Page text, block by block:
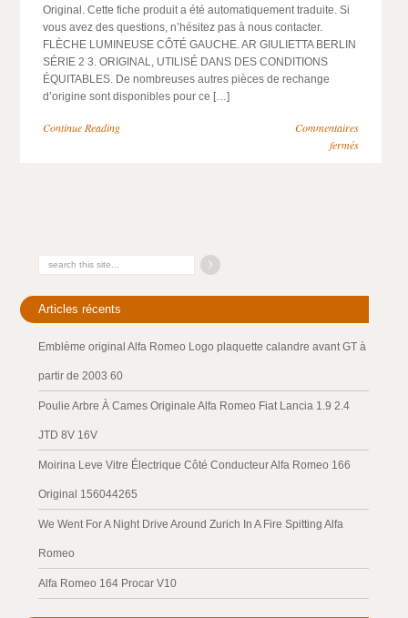
Original. Cette fiche produit a été automatiquement traduite. Si
vous avez des questions, n’hésitez pas à nous contacter.
FLÈCHE LUMINEUSE CÔTÉ GAUCHE. AR GIULIETTA BERLIN
SÉRIE 2 3. ORIGINAL, UTILISÉ DANS DES CONDITIONS
ÉQUITABLES. De nombreuses autres pièces de rechange
d’origine sont disponibles pour ce […]
Continue Reading
Commentaires
fermés
Articles récents
Emblème original Alfa Romeo Logo plaquette calandre avant GT à
partir de 2003 60
Poulie Arbre À Cames Originale Alfa Romeo Fiat Lancia 1.9 2.4
JTD 8V 16V
Moirina Leve Vitre Électrique Côté Conducteur Alfa Romeo 166
Original 156044265
We Went For A Night Drive Around Zurich In A Fire Spitting Alfa
Romeo
Alfa Romeo 164 Procar V10